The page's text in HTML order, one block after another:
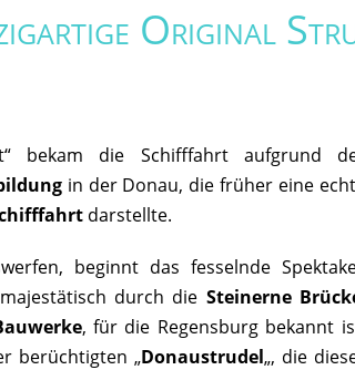
Original
bekam die Schifffahrt aufgrund
in der Donau, die früher eine
darstellte.
beginnt das fesselnde
durch die Steinerne
, für die Regensburg bekannt
berüchtigten „Donaustrudel„, die